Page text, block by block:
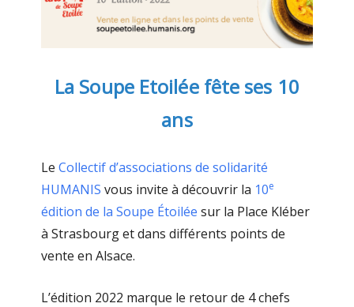
La Soupe Etoilée fête ses 10
ans
Le Collectif d’associations de solidarité
HUMANIS vous invite à découvrir la 10e
édition de la Soupe Étoilée sur la Place Kléber
à Strasbourg et dans différents points de
vente en Alsace.
L’édition 2022 marque le retour de 4 chefs